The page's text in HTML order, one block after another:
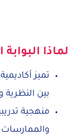
لماذا البوابة
بين النظرية
منهجية
والممارسات